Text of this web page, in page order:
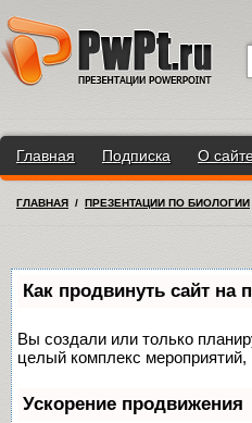
Главная Подписка О
ГЛАВНАЯ / ПРЕЗЕНТАЦИИ ПО БИОЛОГИИ
Как продвинуть сайт на
Вы создали или только
целый комплекс
Ускорение продвижения